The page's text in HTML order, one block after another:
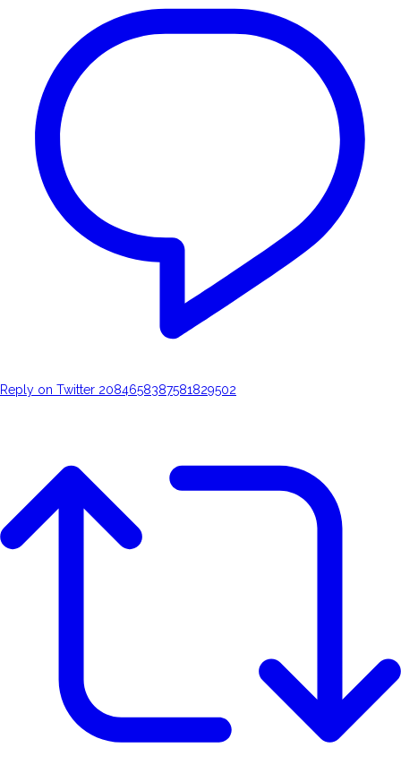
Reply on Twitter 2084658387581829502